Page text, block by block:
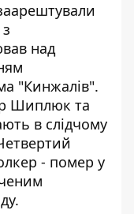
над
"Кинжалів".
Шиплюк та
в слідчому
- помер у
.